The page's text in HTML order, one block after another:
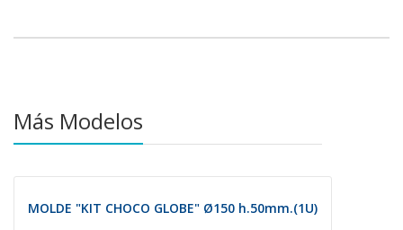
Más Modelos
MOLDE "KIT CHOCO GLOBE" Ø150 h.50mm.(1U)